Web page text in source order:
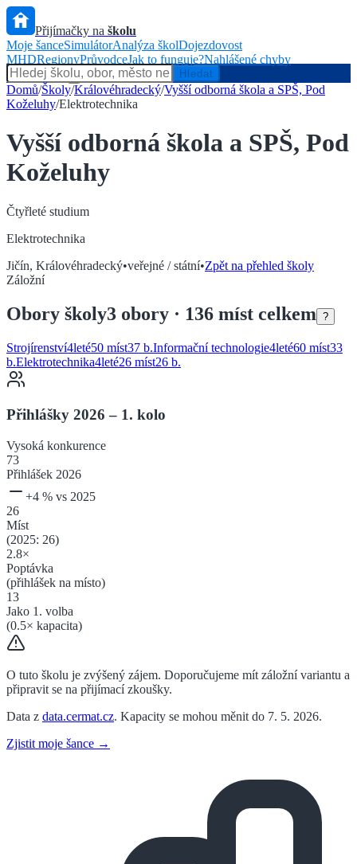
Přijímačky na školu
Moje šanceSimulátorAnalýza školDojezdovost
MHDRegionyPrůvodceJak to funguje?Nahlášené chyby
Hlídač státu
Hledat
Domů/Školy/Královéhradecký/Vyšší odborná škola a SPŠ, Pod
Koželuhy/Elektrotechnika
Vyšší odborná škola a SPŠ, Pod
Koželuhy
Čtyřleté studium
Elektrotechnika
Jičín, Královéhradecký•veřejné / státní•Zpět na přehled školy
Záložní
Obory školy3 obory · 136 míst celkem ?
Strojírenství4leté50 míst37 b.Informační technologie4leté60 míst33
b.Elektrotechnika4leté26 míst26 b.
Přihlášky 2026 – 1. kolo
Vysoká konkurence
73
Přihlášek 2026
+4 % vs 2025
26
Míst
(2025: 26)
2.8×
Poptávka
(přihlášek na místo)
13
Jako 1. volba
(0.5× kapacita)
O tuto školu je zvýšený zájem. Doporučujeme mít záložní variantu a
připravit se na přijímací zkoušky.
Data z data.cermat.cz. Kapacity se mohou měnit do 7. 5. 2026.
Zjistit moje šance →